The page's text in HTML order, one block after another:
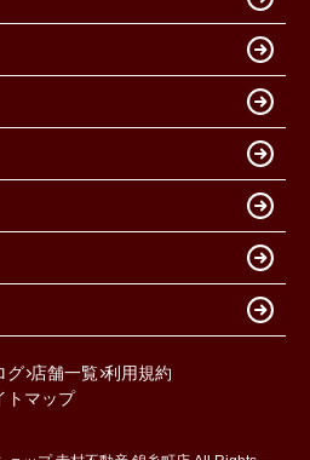
グ 店舗一覧 利用規約
トマップ